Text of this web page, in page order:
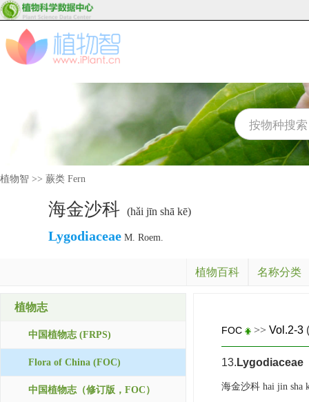
植物智 >> 蕨类 Fern
海金沙科 (hǎi jīn shā kē)
Lygodiaceae M. Roem.
植物百科 名称分类
植物志
中国植物志 (FRPS)
Flora of China (FOC)
中国植物志（修订版，FOC）
FOC >> Vol.2-3
13. Lygodiaceae
海金沙科 hai jin sha